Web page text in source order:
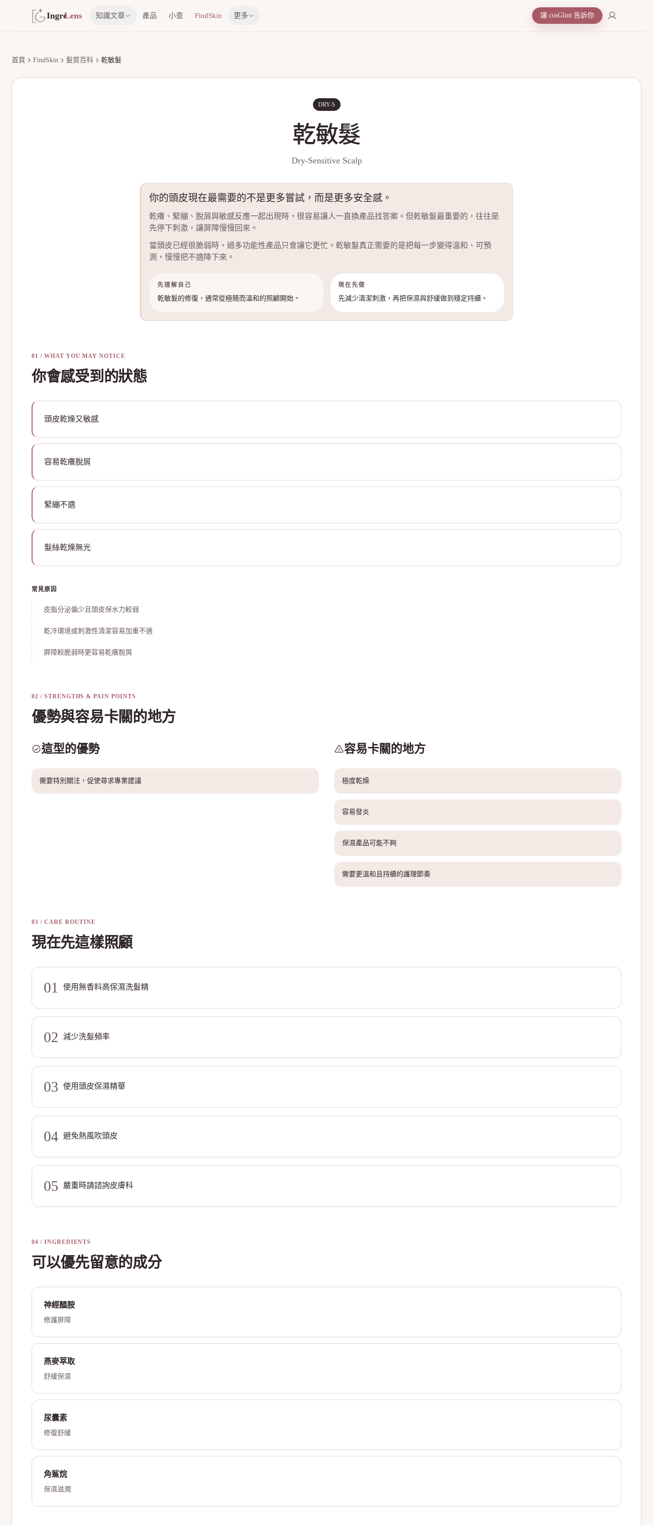
IngreLens 知識文章 產品 小查 FindSkin 更多 讓 cosGlint 告訴你
首頁 FindSkin 髮質百科 乾敏髮
DRY-S
乾敏髮
Dry-Sensitive Scalp
你的頭皮現在最需要的不是更多嘗試，而是更多安全感。
乾癢、緊繃、脫屑與敏感反應一起出現時，很容易讓人一直換產品找答案。但乾敏髮最重要的，往往是
先停下刺激，讓屏障慢慢回來。
當頭皮已經很脆弱時，過多功能性產品只會讓它更忙。乾敏髮真正需要的是把每一步變得溫和、可預
測，慢慢把不適降下來。
先理解自己
乾敏髮的修復，通常從極簡而溫和的照顧開始。
現在先做
先減少清潔刺激，再把保濕與舒緩做到穩定持續。
01 / WHAT YOU MAY NOTICE
你會感受到的狀態
頭皮乾燥又敏感
容易乾癢脫屑
緊繃不適
髮絲乾燥無光
常見原因
皮脂分泌偏少且頭皮保水力較弱
乾冷環境或刺激性清潔容易加重不適
屏障較脆弱時更容易乾癢脫屑
02 / STRENGTHS & PAIN POINTS
優勢與容易卡關的地方
這型的優勢
需要特別關注，促使尋求專業建議
容易卡關的地方
極度乾燥
容易發炎
保濕產品可能不夠
需要更溫和且持續的護理節奏
03 / CARE ROUTINE
現在先這樣照顧
01 使用無香料高保濕洗髮精
02 減少洗髮頻率
03 使用頭皮保濕精華
04 避免熱風吹頭皮
05 嚴重時請諮詢皮膚科
04 / INGREDIENTS
可以優先留意的成分
神經醯胺
修護屏障
燕麥萃取
舒緩保濕
尿囊素
修復舒緩
角鯊烷
保濕滋潤